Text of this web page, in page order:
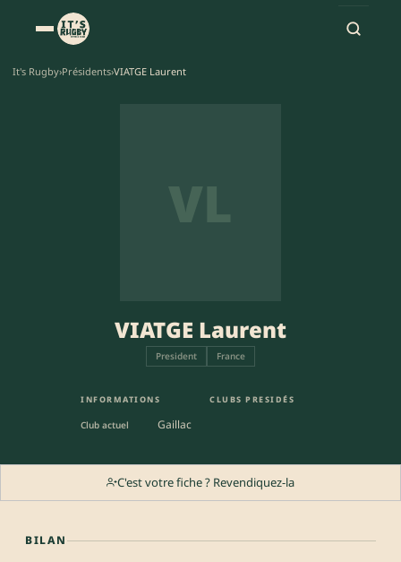
It's Rugby›Présidents›VIATGE Laurent
VL
VIATGE Laurent
President France
INFORMATIONS
Club actuel Gaillac
CLUBS PRESIDÉS
C'est votre fiche ? Revendiquez-la
BILAN